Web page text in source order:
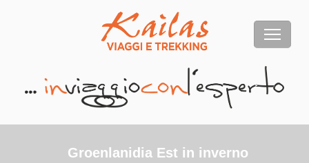
Groenlanidia Est in inverno